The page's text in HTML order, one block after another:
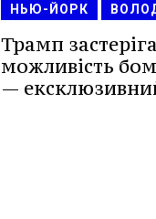
НЬЮ-ЙОРК
Трамп
можливість
—